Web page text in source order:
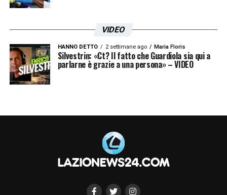
VIDEO
HANNO DETTO 2 settimane ago Maria Floris
Silvestrin: «Ct? Il fatto che Guardiola sia qui a
parlarne è grazie a una persona» – VIDEO